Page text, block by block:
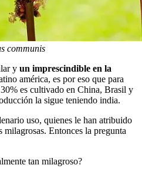
communis
y un imprescindible en la
américa, es por eso que para
es cultivado en China, Brasil y
la sigue teniendo india.
uso, quienes le han atribuido
milagrosas. Entonces la pregunta
tan milagroso?